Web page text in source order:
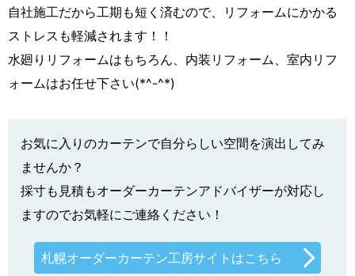
自社施工だから工期も短く済むので、リフォームにかかる
ストレスも軽減されます！！
水廻りリフォームはもちろん、内装リフォーム、室内リフ
ォームはお任せ下さい(*^-^*)
お気に入りのカーテンで自分らしい空間を演出してみ
ませんか？
採寸も見積もオーダーカーテンアドバイザーが対応し
ますのでお気軽にご連絡ください！
札幌オーダーカーテン工房サイトはこちら